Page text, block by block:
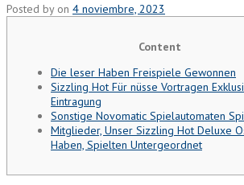
Posted by on 4 noviembre, 2023
Content
Die leser Haben Freispiele Gewonnen
Sizzling Hot Für nüsse Vortragen
Eintragung
Sonstige Novomatic Spielautomaten
Mitglieder, Unser Sizzling Hot Deluxe
Haben, Spielten Untergeordnet